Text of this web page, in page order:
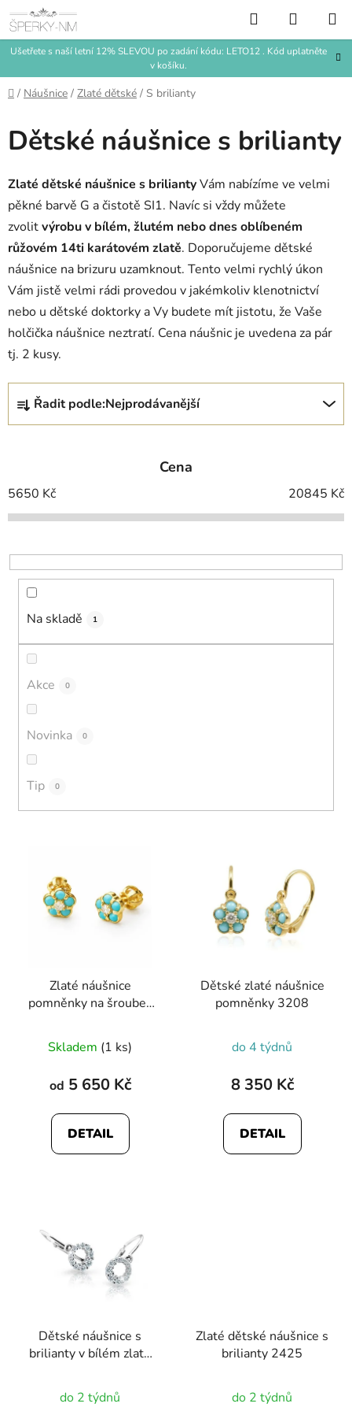
na
obsah
Ušetřete s naší letní 12% SLEVOU po zadání kódu: LETO12 . Kód uplatněte
v košíku.
Hledat
KOŠÍK
Domů
/ Náušnice / Zlaté dětské / S brilianty
Dětské náušnice s brilianty
Zlaté dětské náušnice s briliantyVám nabízíme ve velmi
pěkné barvě G a čistotě SI1. Navíc si vždy můžete
zvolitvýrobu v bílém, žlutém nebo dnes oblíbeném
růžovém 14ti karátovém zlatě. Doporučujeme dětské
náušnice na brizuru uzamknout. Tento velmi rychlý úkon
Vám jistě velmi rádi provedou v jakémkoliv klenotnictví
nebo u dětské doktorky a Vy budete mít jistotu, že Vaše
holčička náušnice neztratí. Cena náušnic je uvedena za pár
tj. 2 kusy.
z
í
p
o
d
Řadit podle:Nejprodávanější
Cena
5650 Kč 20845 Kč
Na skladě 1
Akce 0
Novinka 0
Tip 0
Zlaté náušnice
pomněnky na šroubek
Skladem (1 ks)
od 5 650 Kč
DETAIL
Dětské zlaté náušnice
pomněnky 3208
do 4 týdnů
8 350 Kč
DETAIL
Dětské náušnice s
brilianty v bílém zlatě
do 2 týdnů
Zlaté dětské náušnice s
brilianty 2425
do 2 týdnů